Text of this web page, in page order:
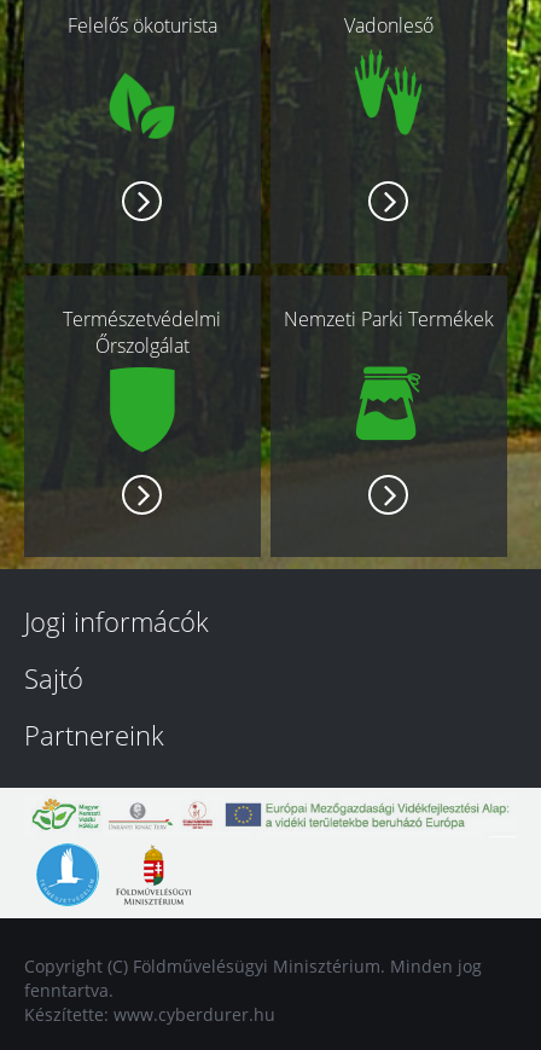
oldalakFelelős ökoturista Vadonleső
Természetvédelmi
Őrszolgálat
Nemzeti Parki Termékek
Jogi informácók
Sajtó
Partnereink
Copyright (C) Földművelésügyi Minisztérium. Minden jog
fenntartva.
Készítette: www.cyberdurer.hu